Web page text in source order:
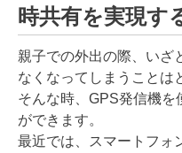
時共有を実現す
親子での外出の際、いざ
なくなってしまうことは
そんな時、GPS発信機を
ができます。
最近では、スマートフォ